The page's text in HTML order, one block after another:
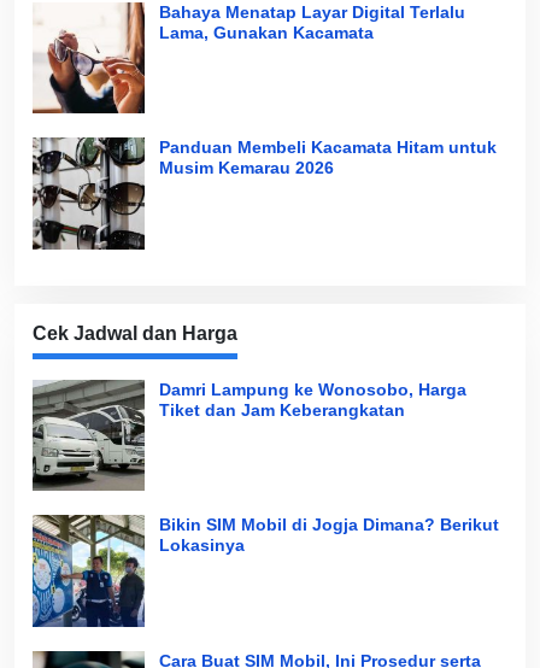
Bahaya Menatap Layar Digital Terlalu
Lama, Gunakan Kacamata
Panduan Membeli Kacamata Hitam untuk
Musim Kemarau 2026
Cek Jadwal dan Harga
Damri Lampung ke Wonosobo, Harga
Tiket dan Jam Keberangkatan
Bikin SIM Mobil di Jogja Dimana? Berikut
Lokasinya
Cara Buat SIM Mobil, Ini Prosedur serta